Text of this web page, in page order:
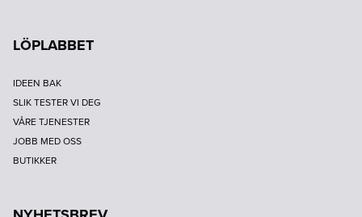
LÖPLABBET
IDEEN BAK
SLIK TESTER VI DEG
VÅRE TJENESTER
JOBB MED OSS
BUTIKKER